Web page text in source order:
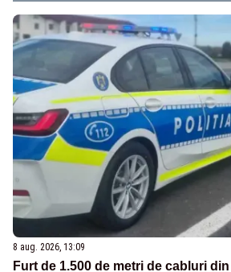
8 aug. 2026, 13:09
Furt de 1.500 de metri de cabluri